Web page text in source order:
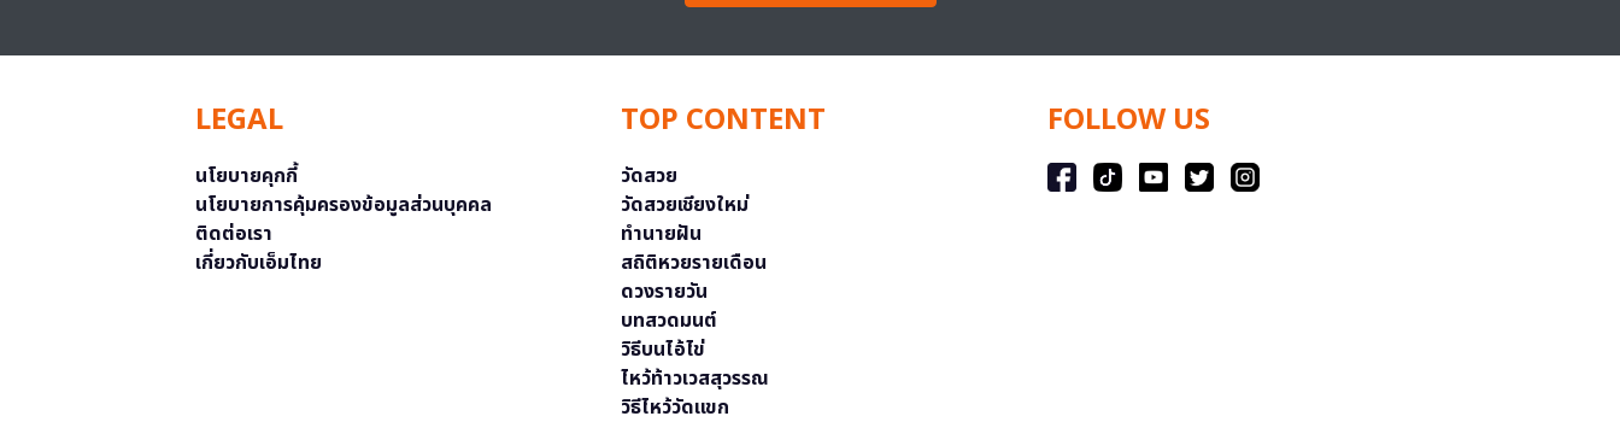
LEGAL
นโยบายคุกกี้
นโยบายการคุ้มครองข้อมูลส่วนบุคคล
ติดต่อเรา
เกี่ยวกับเอ็มไทย
TOP CONTENT
วัดสวย
วัดสวยเชียงใหม่
ทำนายฝัน
สถิติหวยรายเดือน
ดวงรายวัน
บทสวดมนต์
วิธีบนไอ้ไข่
ไหว้ท้าวเวสสุวรรณ
วิธีไหว้วัดแขก
FOLLOW US